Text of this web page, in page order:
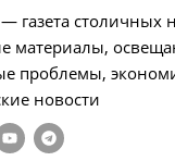
газета столичных
материалы,
проблемы,
новости